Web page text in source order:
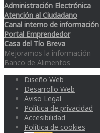
Administración Electrónica
Atención al Ciudadano
Canal interno de información
Portal Emprendedor
Casa del Tío Breva
Mejoramos la información
Banco de Alimentos
Diseño Web
Desarrollo Web
Aviso Legal
Política de privacidad
Accesibilidad
Política de cookies